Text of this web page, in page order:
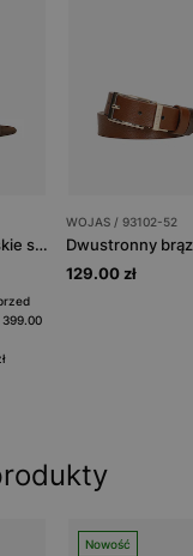
Czekoladowe damskie sandały na słupku
WOJAS / 93102-52
129.00 zł
Nowość